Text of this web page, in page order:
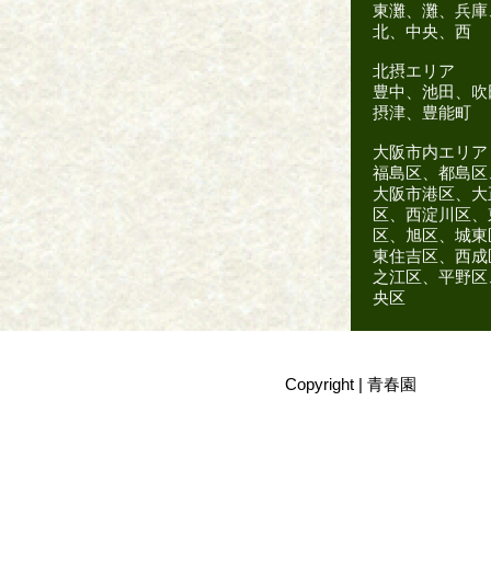
東灘、灘、兵
北、中央、西
北摂エリア
豊中、池田、
摂津、豊能町
大阪市内エリア
福島区、都島
大阪市港区、
区、西淀川区
区、旭区、城
東住吉区、西
之江区、平野
央区
Copyright | 青春園